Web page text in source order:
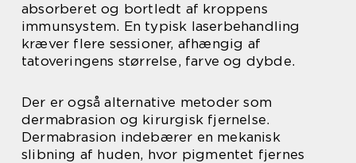
absorberet og bortledt af kroppens
immunsystem. En typisk laserbehandling
kræver flere sessioner, afhængig af
tatoveringens størrelse, farve og dybde.
Der er også alternative metoder som
dermabrasion og kirurgisk fjernelse.
Dermabrasion indebærer en mekanisk
slibning af huden, hvor pigmentet fjernes